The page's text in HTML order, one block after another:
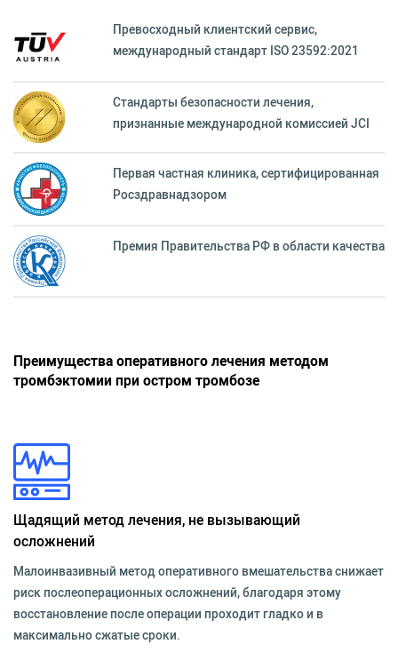
Превосходный клиентский сервиc,
международный стандарт ISO 23592:2021
Стандарты безопасности лечения,
признанные международной комиссией JCI
Первая частная клиника, сертифицированная
Росздравнадзором
Премия Правительства РФ в области качества
Преимущества оперативного лечения методом
тромбэктомии при остром тромбозе
Щадящий метод лечения, не вызывающий
осложнений
Малоинвазивный метод оперативного вмешательства снижает
риск послеоперационных осложнений, благодаря этому
восстановление после операции проходит гладко и в
максимально сжатые сроки.